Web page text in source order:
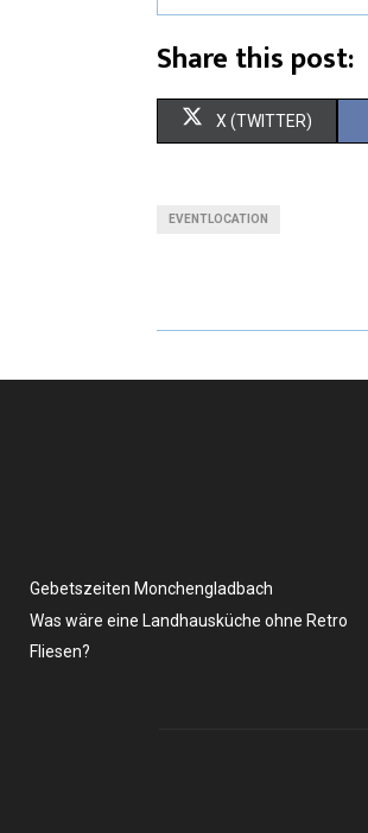
Share this post:
X (TWITTER)
EVENTLOCATION
Gebetszeiten Monchengladbach
Was wäre eine Landhausküche ohne Retro
Fliesen?